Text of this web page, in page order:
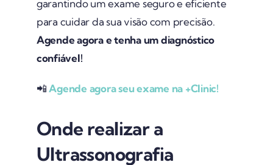
garantindo um exame seguro e eficiente
para cuidar da sua visão com precisão.
Agende agora e tenha um diagnóstico
confiável!
📲Agende agora seu exame na +Clinic!
Onde realizar a
Ultrassonografia